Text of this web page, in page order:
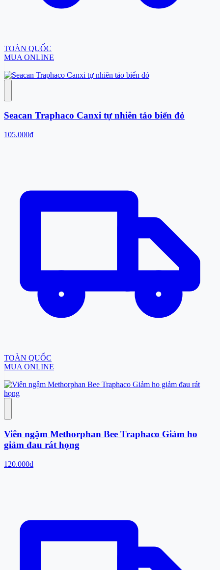
TOÀN QUỐC
MUA ONLINE
Seacan Traphaco Canxi tự nhiên tảo biển đỏ
105.000đ
TOÀN QUỐC
MUA ONLINE
Viên ngậm Methorphan Bee Traphaco Giảm ho
giảm đau rát họng
120.000đ